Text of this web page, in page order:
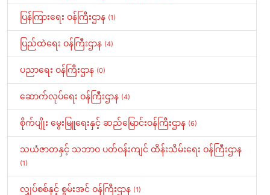
ပြန်ကြားရေး ဝန်ကြီးဌာန (1)
ပြည်ထဲရေး ဝန်ကြီးဌာန (4)
ပညာရေး ဝန်ကြီးဌာန (0)
ဆောက်လုပ်ရေး ဝန်ကြီးဌာန (4)
စိုက်ပျိုး မွေးမြူရေးနှင့် ဆည်မြောင်းဝန်ကြီးဌာန (6)
သယံဇာတနှင့် သဘာဝ ပတ်ဝန်းကျင် ထိန်းသိမ်းရေး ဝန်ကြီးဌာန
(1)
လျှပ်စစ်နှင့် စွမ်းအင် ဝန်ကြီးဌာန (1)